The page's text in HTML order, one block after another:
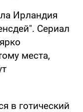
Ирландия
Сериал
места,
в готический